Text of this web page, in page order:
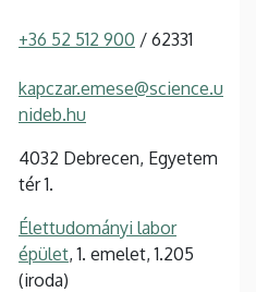
+36 52 512 900 / 62331
kapczar.emese@science.u
nideb.hu
4032 Debrecen, Egyetem
tér 1.
Élettudományi labor
épület, 1. emelet, 1.205
(iroda)